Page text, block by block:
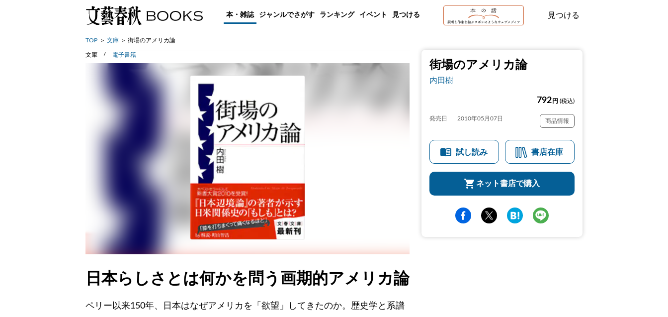
本・雑誌 ジャンルでさがす ランキング イベント 見つける 見つける
TOP 文庫 街場のアメリカ論
街場のアメリカ論
内田樹
792 円 (税込)
発売日 2010年05月07日 商品情報
試し読み 書店在庫
ネット書店で購入
文庫 電子書籍
日本らしさとは何かを問う画期的アメリカ論
ペリー以来150年、日本はなぜアメリカを「欲望」してきたのか。歴史学と系譜